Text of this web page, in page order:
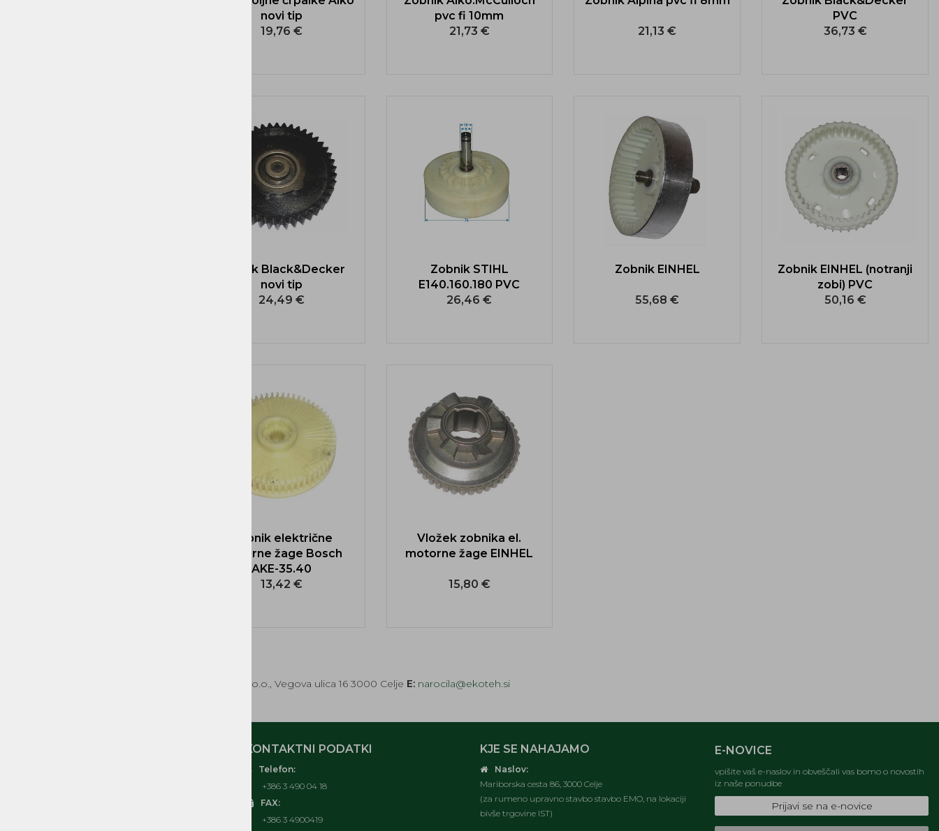
novi tip
19,76 €
pvc fi 10mm
21,73 €
21,13 €
PVC
36,73 €
Zobnik Black&Decker
novi tip
24,49 €
Zobnik STIHL
E140.160.180 PVC
26,46 €
Zobnik EINHEL
55,68 €
Zobnik EINHEL (notranji
zobi) PVC
50,16 €
Zobnik električne
motorne žage Bosch
AKE-35.40
13,42 €
Vložek zobnika el.
motorne žage EINHEL
15,80 €
EKOTEH d.o.o., Vegova ulica 16 3000 Celje E: narocila@ekoteh.si
KONTAKTNI PODATKI
Telefon:
+386 3 490 04 18
FAX:
+386 3 4900419
KJE SE NAHAJAMO
Naslov:
Mariborska cesta 86, 3000 Celje
(za rumeno upravno stavbo stavbo EMO, na lokaciji
bivše trgovine IST)
E-NOVICE
vpišite vaš e-naslov in obveščali vas bomo o novostih
iz naše ponudbe
Prijavi se na e-novice